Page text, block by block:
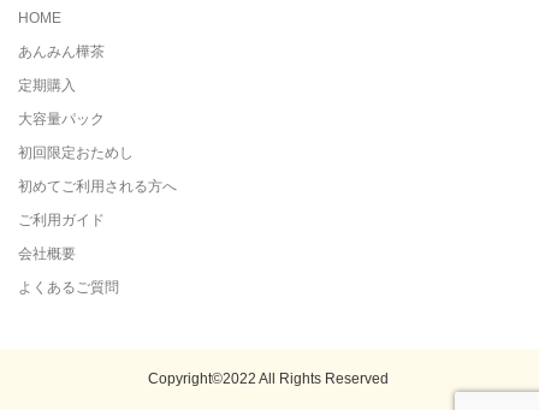
HOME
あんみん樺茶
定期購入
大容量パック
初回限定おためし
初めてご利用される方へ
ご利用ガイド
会社概要
よくあるご質問
Copyright©2022 All Rights Reserved